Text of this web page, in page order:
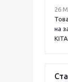
26
на